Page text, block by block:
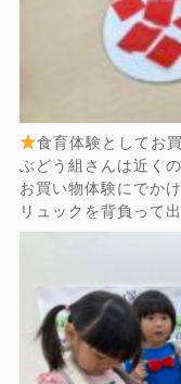
食育体験としてお
ぶどう組さんは近く
お買い物体験にでか
リュックを背負って出